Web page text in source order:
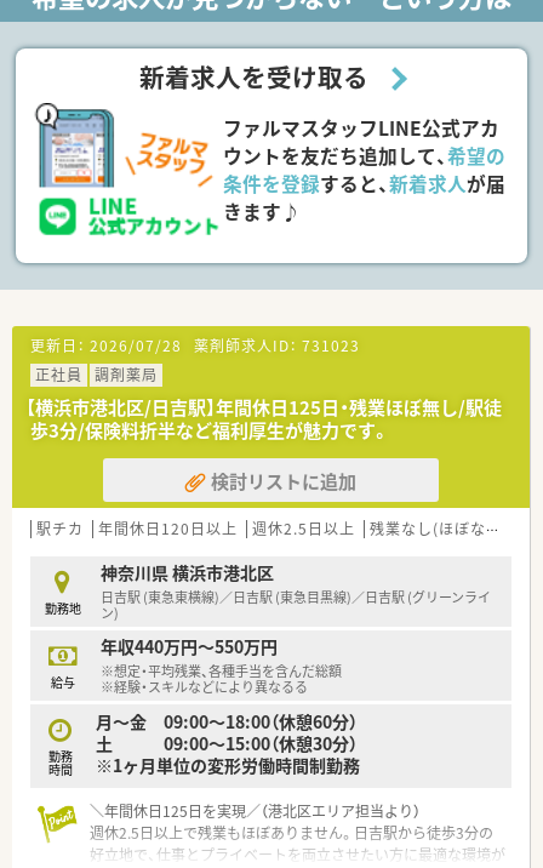
■調剤事業だけでなく健康支援や在宅医療にも注力し、多職種連
目標に合わせて成長できる環境です。
【求人情報について】
■年収は経験等に応じて450万円から550万円の提示が可能で、
納得のいく条件を目指せます。
■管理薬剤師への昇格後は年収600万円以上、将来的には700万
円以上も目指せる給与体系です。
■住宅手当として活用できる借上社宅制度があり、家賃負担を軽
■年間休日は122日以上確保されており、オンとオフのメリハリ
をつけて長く働き続けられます。
■月の平均残業時間は5時間程度と非常に少なく、業務終了後の
プライベートな時間も充実します。
■有給休暇の消化率はほぼ100％の実績があり、気兼ねなく休暇
を取得できる風土が根付いています。
新着求人を受け取る
ファルマスタッフLINE公式アカ
ウントを友だち追加して、希望の
条件を登録すると、新着求人が届
きます♪
更新日： 2026/07/28 薬剤師求人ID： 731023
正社員
調剤薬局
【横浜市港北区/日吉駅】年間休日125日・残業ほぼ無し/駅徒
歩3分/保険料折半など福利厚生が魅力です。
検討リストに追加
駅チカ 年間休日120日以上 週休2.5日以上 残業なし(ほぼなし含む)
勤務地
神奈川県 横浜市港北区
日吉駅 (東急東横線)／日吉駅 (東急目黒線)／日吉駅 (グリーンライ
ン)
給与
年収440万円～550万円
※想定・平均残業、各種手当を含んだ総額
※経験・スキルなどにより異なるる
勤務
時間
月～金 09:00～18:00（休憩60分）
土 09:00～15:00（休憩30分）
※1ヶ月単位の変形労働時間制勤務
＼年間休日125日を実現／（港北区エリア担当より）
週休2.5日以上で残業もほぼありません。日吉駅から徒歩3分の
好立地で、仕事とプライベートを両立させたい方に最適な環境が